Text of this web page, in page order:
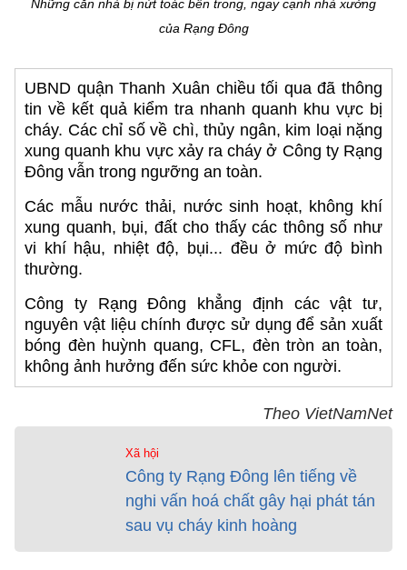
Những căn nhà bị nứt toác bên trong, ngay cạnh nhà xưởng
của Rạng Đông
UBND quận Thanh Xuân chiều tối qua đã thông
tin về kết quả kiểm tra nhanh quanh khu vực bị
cháy. Các chỉ số về chì, thủy ngân, kim loại nặng
xung quanh khu vực xảy ra cháy ở Công ty Rạng
Đông vẫn trong ngưỡng an toàn.
Các mẫu nước thải, nước sinh hoạt, không khí
xung quanh, bụi, đất cho thấy các thông số như
vi khí hậu, nhiệt độ, bụi... đều ở mức độ bình
thường.
Công ty Rạng Đông khẳng định các vật tư,
nguyên vật liệu chính được sử dụng để sản xuất
bóng đèn huỳnh quang, CFL, đèn tròn an toàn,
không ảnh hưởng đến sức khỏe con người.
Theo VietNamNet
Xã hội
Công ty Rạng Đông lên tiếng về
nghi vấn hoá chất gây hại phát tán
sau vụ cháy kinh hoàng